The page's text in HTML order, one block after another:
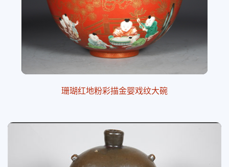
珊瑚红地粉彩描金婴戏纹大碗